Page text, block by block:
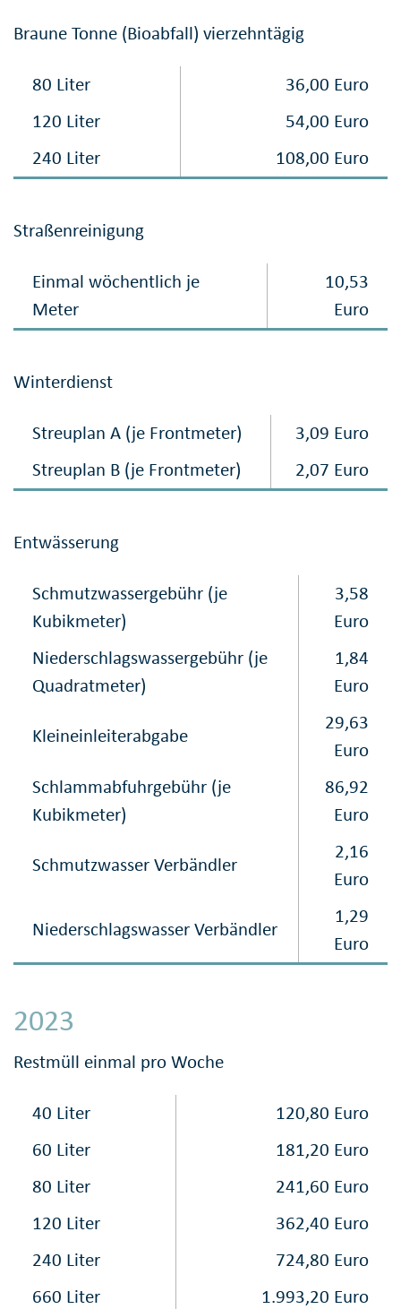
Braune Tonne (Bioabfall) vierzehntägig
80 Liter
36,00 Euro
120 Liter
54,00 Euro
240 Liter
108,00 Euro
Straßenreinigung
Einmal wöchentlich je
Meter
10,53
Euro
Winterdienst
Streuplan A (je Frontmeter)
3,09 Euro
Streuplan B (je Frontmeter)
2,07 Euro
Entwässerung
Schmutzwassergebühr (je
Kubikmeter)
3,58
Euro
Niederschlagswasser​gebühr (je
Quadratmeter)
1,84
Euro
Kleineinleiterabgabe
29,63
Euro
Schlammabfuhrgebühr (je
Kubikmeter)
86,92
Euro
Schmutzwasser Verbändler
2,16
Euro
Niederschlagswasser Verbändler
1,29
Euro
2023
Restmüll einmal pro Woche
40 Liter
120,80 Euro
60 Liter
181,20 Euro
80 Liter
241,60 Euro
120 Liter
362,40 Euro
240 Liter
724,80 Euro
660 Liter
1.993,20 Euro